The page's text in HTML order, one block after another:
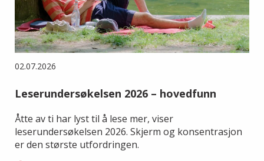
02.07.2026
Leserundersøkelsen 2026 – hovedfunn
Åtte av ti har lyst til å lese mer, viser
leserundersøkelsen 2026. Skjerm og konsentrasjon
er den største utfordringen.